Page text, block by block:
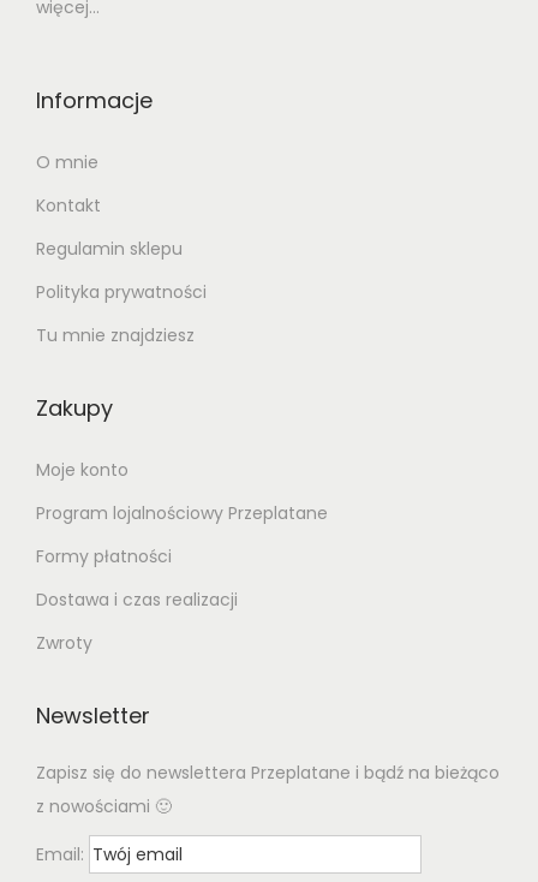
więcej...
Informacje
O mnie
Kontakt
Regulamin sklepu
Polityka prywatności
Tu mnie znajdziesz
Zakupy
Moje konto
Program lojalnościowy Przeplatane
Formy płatności
Dostawa i czas realizacji
Zwroty
Newsletter
Zapisz się do newslettera Przeplatane i bądź na bieżąco
z nowościami 🙂
Email: